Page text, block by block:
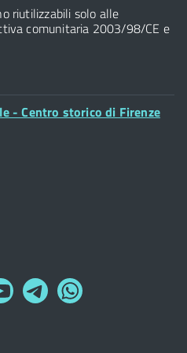
riutilizzabili solo alle
comunitaria 2003/98/CE e
- Centro storico di Firenze
Collegamento
a
Collegamento
a
Collegamento
a